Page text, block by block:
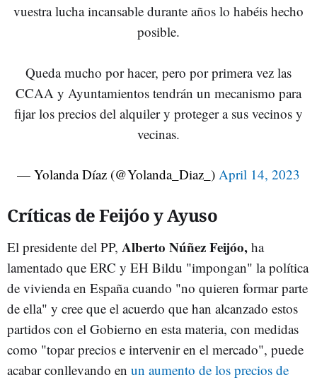
vuestra lucha incansable durante años lo habéis hecho
posible.
Queda mucho por hacer, pero por primera vez las
CCAA y Ayuntamientos tendrán un mecanismo para
fijar los precios del alquiler y proteger a sus vecinos y
vecinas.
— Yolanda Díaz (@Yolanda_Diaz_) April 14, 2023
Críticas de Feijóo y Ayuso
El presidente del PP, Alberto Núñez Feijóo, ha
lamentado que ERC y EH Bildu "impongan" la política
de vivienda en España cuando "no quieren formar parte
de ella" y cree que el acuerdo que han alcanzado estos
partidos con el Gobierno en esta materia, con medidas
como "topar precios e intervenir en el mercado", puede
acabar conllevando en un aumento de los precios de